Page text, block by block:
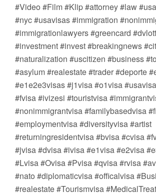
#Video #Film #Klip #attorney #law
#nyc #usavisas #immigration
#immigrationlawyers #greencard
#investment #invest #breakingnews
#naturalization #uscitizen #business
#asylum #realestate #trader #deporte
#e1e2e3visas #j1visa #o1visa
#fvisa #ivizesi #touristvisa
#nonimmigrantvisa #familybasedvisa
#employmentvisa #diversityvisa #artist
#returningresidentvisa #bvisa #cvisa
#jvisa #dvisa #ivisa #e1visa #e2visa
#Lvisa #Ovisa #Pvisa #qvisa #rvisa
#nato #diplomaticvisa #officalvisa
#realestate #Tourismvisa